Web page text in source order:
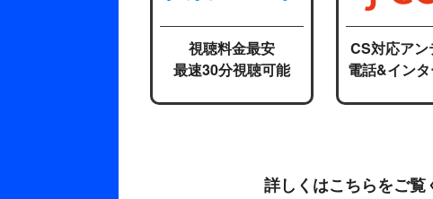
視聴料金最安
最速30分視聴可能
CS対応アン
電話&イン
詳しくはこちらをご覧